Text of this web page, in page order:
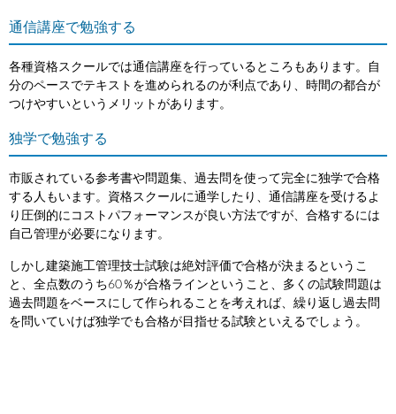
通信講座で勉強する
各種資格スクールでは通信講座を行っているところもあります。自
分のペースでテキストを進められるのが利点であり、時間の都合が
つけやすいというメリットがあります。
独学で勉強する
市販されている参考書や問題集、過去問を使って完全に独学で合格
する人もいます。資格スクールに通学したり、通信講座を受けるよ
り圧倒的にコストパフォーマンスが良い方法ですが、合格するには
自己管理が必要になります。
しかし建築施工管理技士試験は絶対評価で合格が決まるというこ
と、全点数のうち60％が合格ラインということ、多くの試験問題は
過去問題をベースにして作られることを考えれば、繰り返し過去問
を問いていけば独学でも合格が目指せる試験といえるでしょう。